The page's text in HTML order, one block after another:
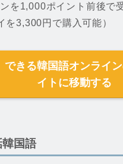
を1,000ポイント前後で
を3,300円で購入可能）
できる韓国語オンライ
イトに移動する
韓国語